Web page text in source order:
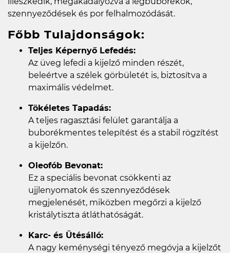
szennyeződések és por felhalmozódását.
Főbb Tulajdonságok:
Teljes Képernyő Lefedés:
Az üveg lefedi a kijelző minden részét,
beleértve a szélek görbületét is, biztosítva a
maximális védelmet.
Tökéletes Tapadás:
A teljes ragasztási felület garantálja a
buborékmentes telepítést és a stabil rögzítést
a kijelzőn.
Oleofób Bevonat:
Ez a speciális bevonat csökkenti az
ujjlenyomatok és szennyeződések
megjelenését, miközben megőrzi a kijelző
kristálytiszta átláthatóságát.
Karc- és Ütésálló:
A nagy keménységi tényező megóvja a kijelzőt